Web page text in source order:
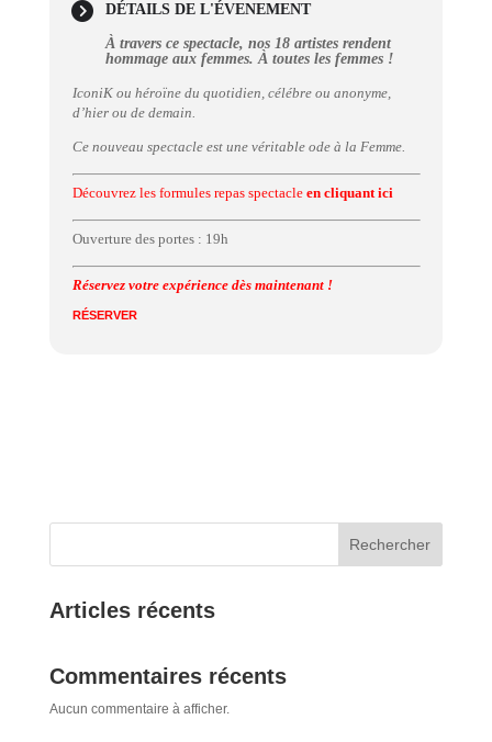
DÉTAILS DE L'ÉVENEMENT
À travers ce spectacle, nos 18 artistes rendent
hommage aux femmes. À toutes les femmes !
IconiK ou héroïne du quotidien, célébre ou anonyme,
d’hier ou de demain.
Ce nouveau spectacle est une véritable ode à la Femme.
Découvrez les formules repas spectacle en cliquant ici
Ouverture des portes : 19h
Réservez votre expérience dès maintenant !
RÉSERVER
Rechercher
Articles récents
Commentaires récents
Aucun commentaire à afficher.